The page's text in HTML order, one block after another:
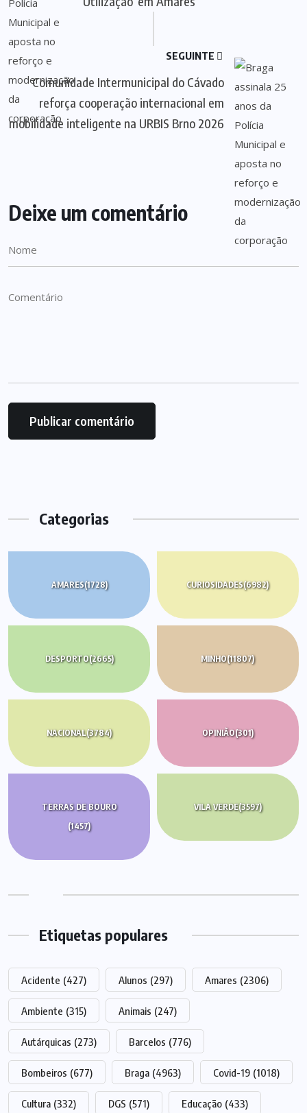
SEGUINTE
Comunidade Intermunicipal do Cávado
reforça cooperação internacional em
mobilidade inteligente na URBIS Brno 2026
Deixe um comentário
Categorias
AMARES(1728) CURIOSIDADES(6982)
DESPORTO(2665) MINHO(11807)
NACIONAL(3784) OPINIÃO(301)
TERRAS DE BOURO
(1457)
VILA VERDE(3597)
Etiquetas populares
Acidente (427) Alunos (297) Amares (2306)
Ambiente (315) Animais (247)
Autárquicas (273) Barcelos (776)
Bombeiros (677) Braga (4963) Covid-19 (1018)
Cultura (332) DGS (571) Educação (433)